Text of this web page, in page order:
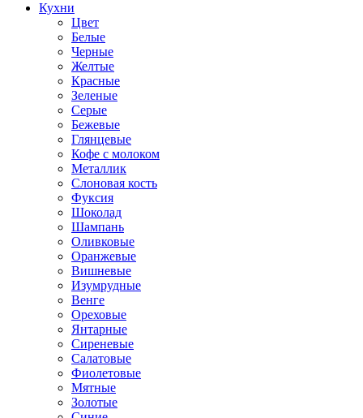
Кухни
Цвет
Белые
Черные
Желтые
Красные
Зеленые
Серые
Бежевые
Глянцевые
Кофе с молоком
Металлик
Слоновая кость
Фуксия
Шоколад
Шампань
Оливковые
Оранжевые
Вишневые
Изумрудные
Венге
Ореховые
Янтарные
Сиреневые
Салатовые
Фиолетовые
Мятные
Золотые